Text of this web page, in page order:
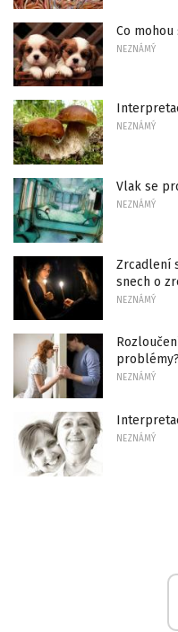
Co
NEZNÁMÝ
NEZNÁMÝ
Vlak se
NEZNÁMÝ
Zrcadlení
snech o
NEZNÁMÝ
problémy?
NEZNÁMÝ
NEZNÁMÝ